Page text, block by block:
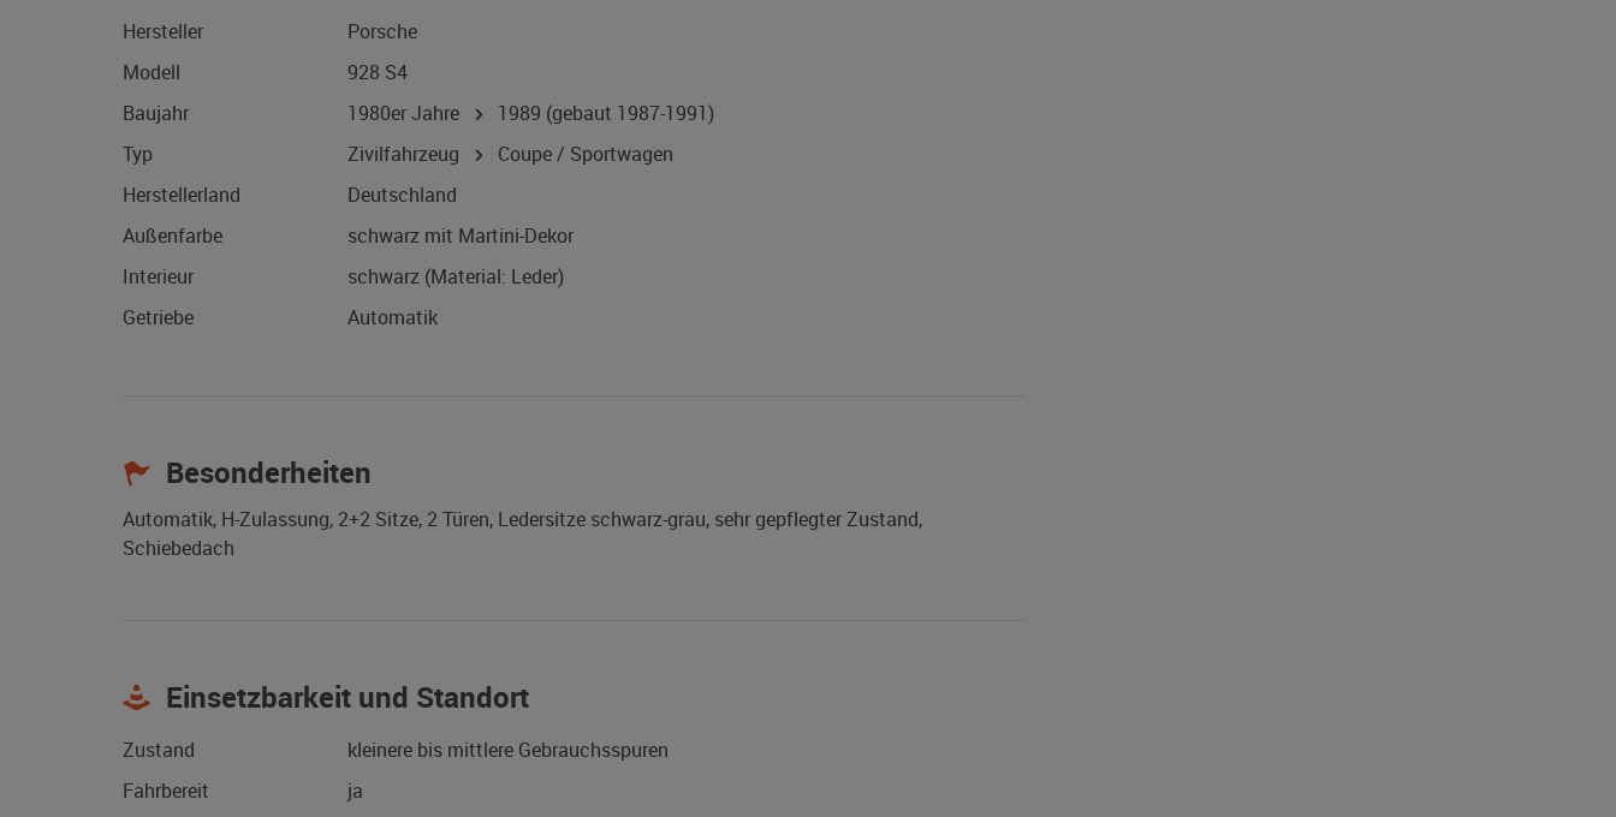
Hersteller
Porsche
Modell
928 S4
Baujahr
1980er Jahre 1989 (gebaut 1987-1991)
Typ
Zivilfahrzeug
Coupe / Sportwagen
Herstellerland
Deutschland
Außenfarbe
schwarz mit Martini-Dekor
Interieur
schwarz (Material: Leder)
Getriebe
Automatik
Besonderheiten
Automatik, H-Zulassung, 2+2 Sitze, 2 Türen, Ledersitze schwarz-grau, sehr gepflegter Zustand,
Schiebedach
Einsetzbarkeit und Standort
Zustand
kleinere bis mittlere Gebrauchsspuren
Fahrbereit
ja